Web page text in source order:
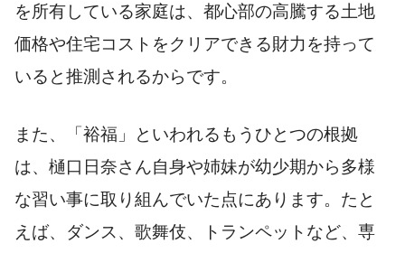
を所有している家庭は、都心部の高騰する土地
価格や住宅コストをクリアできる財力を持って
いると推測されるからです。
また、「裕福」といわれるもうひとつの根拠
は、樋口日奈さん自身や姉妹が幼少期から多様
な習い事に取り組んでいた点にあります。たと
えば、ダンス、歌舞伎、トランペットなど、専